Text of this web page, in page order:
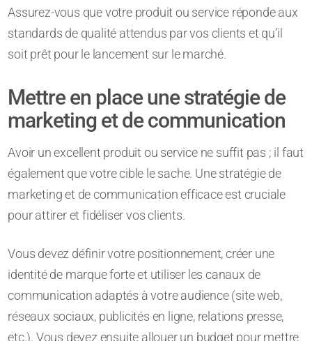
Assurez-vous que votre produit ou service réponde aux
standards de qualité attendus par vos clients et qu’il
soit prêt pour le lancement sur le marché.
Mettre en place une stratégie de
marketing et de communication
Avoir un excellent produit ou service ne suffit pas ; il faut
également que votre cible le sache. Une stratégie de
marketing et de communication efficace est cruciale
pour attirer et fidéliser vos clients.
Vous devez définir votre positionnement, créer une
identité de marque forte et utiliser les canaux de
communication adaptés à votre audience (site web,
réseaux sociaux, publicités en ligne, relations presse,
etc.). Vous devez ensuite allouer un budget pour mettre